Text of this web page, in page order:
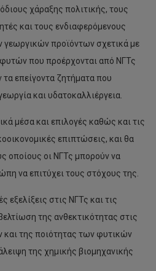
χάραξης πολιτικής, τους
και τους ενδιαφερόμενους
γεωργικών προϊόντων σχετικά με
που προέρχονται από ΝΓΤς
τα επείγοντα ζητήματα που
και υδατοκαλλιέργεια.
μέσα και επιλογές καθώς και τις
επιπτώσεις, και θα
οποίους οι ΝΓΤς μπορούν να
να επιτύχει τους στόχους της.
εξελίξεις στις ΝΓΤς και τις
της ανθεκτικότητας στις
της ποιότητας των φυτικών
της χημικής βιομηχανικής